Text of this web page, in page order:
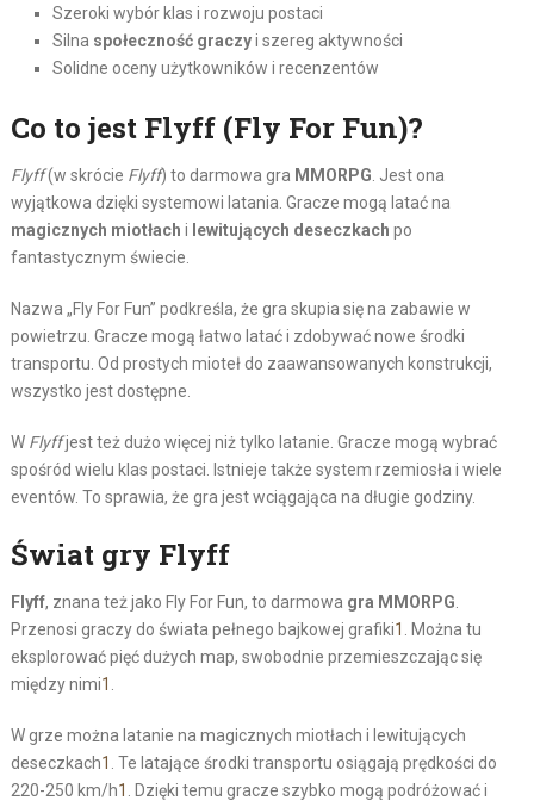
Szeroki wybór klas i rozwoju postaci
Silna społeczność graczyi szereg aktywności
Solidne oceny użytkowników i recenzentów
Co to jest Flyff (Fly For Fun)?
Flyff(w skrócie Flyff) to darmowa gra MMORPG. Jest ona
wyjątkowa dzięki systemowi latania. Gracze mogą latać na
magicznych miotłach i lewitujących deseczkach po
fantastycznym świecie.
Nazwa „Fly For Fun” podkreśla, że gra skupia się na zabawie w
powietrzu. Gracze mogą łatwo latać i zdobywać nowe środki
transportu. Od prostych mioteł do zaawansowanych konstrukcji,
wszystko jest dostępne.
W Flyffjest też dużo więcej niż tylko latanie. Gracze mogą wybrać
spośród wielu klas postaci. Istnieje także system rzemiosła i wiele
eventów. To sprawia, że gra jest wciągająca na długie godziny.
Świat gry Flyff
Flyff, znana też jako Fly For Fun, to darmowa gra MMORPG.
Przenosi graczy do świata pełnego bajkowej grafiki1 . Można tu
eksplorować pięć dużych map, swobodnie przemieszczając się
między nimi1 .
W grze można latanie na magicznych miotłach i lewitujących
deseczkach1 . Te latające środki transportu osiągają prędkości do
220-250 km/h1 . Dzięki temu gracze szybko mogą podróżować i